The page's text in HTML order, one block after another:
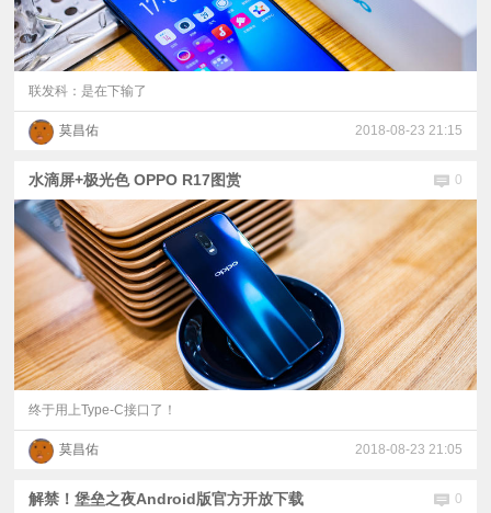
专
题
联发科：是在下输了
莫昌佑 2018-08-23 21:15
水滴屏+极光色 OPPO R17图赏 0
终于用上Type-C接口了！
莫昌佑 2018-08-23 21:05
解禁！堡垒之夜Android版官方开放下载 0